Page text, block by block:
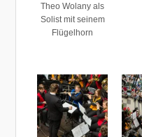
Theo Wolany als
Solist mit seinem
Flügelhorn